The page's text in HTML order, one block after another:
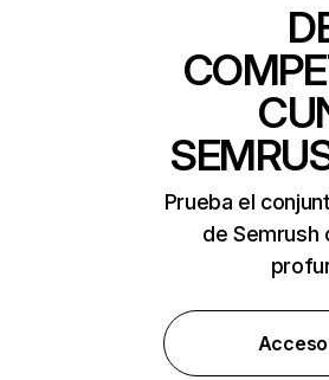
Prueba el
de Semrush